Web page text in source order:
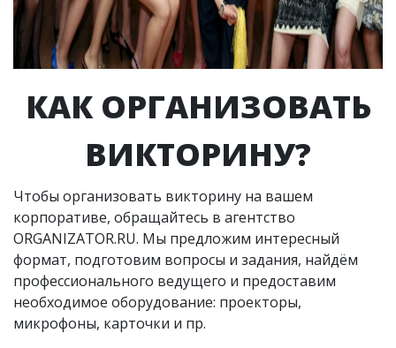
КАК ОРГАНИЗОВАТЬ
ВИКТОРИНУ?
Чтобы организовать викторину на вашем
корпоративе, обращайтесь в агентство
ORGANIZATOR.RU. Мы предложим интересный
формат, подготовим вопросы и задания, найдём
профессионального ведущего и предоставим
необходимое оборудование: проекторы,
микрофоны, карточки и пр.